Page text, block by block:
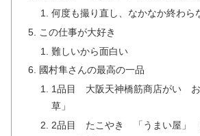
何度も撮り直し、なかなか終わら
この仕事が大好き
難しいから面白い
國村隼さんの最高の一品
1品目 大阪天神橋筋商店がい お
草」
2品目 たこやき 「うまい屋」